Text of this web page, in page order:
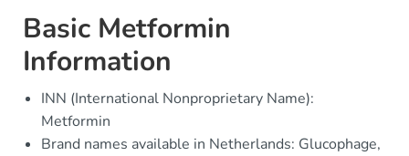
Basic Metformin
Information
INN (International Nonproprietary Name):
Metformin
Brand names available in Netherlands: Glucophage,